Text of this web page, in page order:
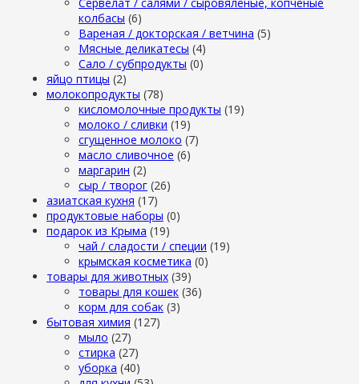
колбасы (6)
Вареная / докторская / ветчина (5)
Мясные деликатесы (4)
Сало / субпродукты (0)
яйцо птицы (2)
молокопродукты (78)
кисломолочные продукты (19)
молоко / сливки (19)
сгущенное молоко (7)
масло сливочное (6)
маргарин (2)
сыр / творог (26)
азиатская кухня (17)
продуктовые наборы (0)
подарок из Крыма (19)
чай / сладости / специи (19)
крымская косметика (0)
товары для животных (39)
товары для кошек (36)
корм для собак (3)
бытовая химия (127)
мыло (27)
стирка (27)
уборка (40)